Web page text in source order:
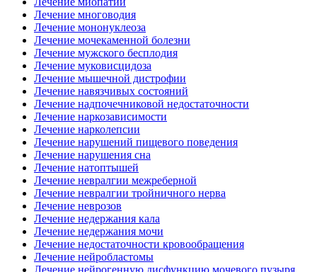
Лечение многоводия
Лечение мононуклеоза
Лечение мочекаменной болезни
Лечение мужского бесплодия
Лечение муковисцидоза
Лечение мышечной дистрофии
Лечение навязчивых состояний
Лечение надпочечниковой недостаточности
Лечение наркозависимости
Лечение нарколепсии
Лечение нарушений пищевого поведения
Лечение нарушения сна
Лечение натоптышей
Лечение невралгии межреберной
Лечение невралгии тройничного нерва
Лечение неврозов
Лечение недержания кала
Лечение недержания мочи
Лечение недостаточности кровообращения
Лечение нейробластомы
Лечение нейрогенную дисфункцию мочевого пузыря